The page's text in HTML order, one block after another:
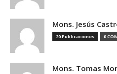
Mons. Jesús
20 Publicaciones 0
Mons. Tomas